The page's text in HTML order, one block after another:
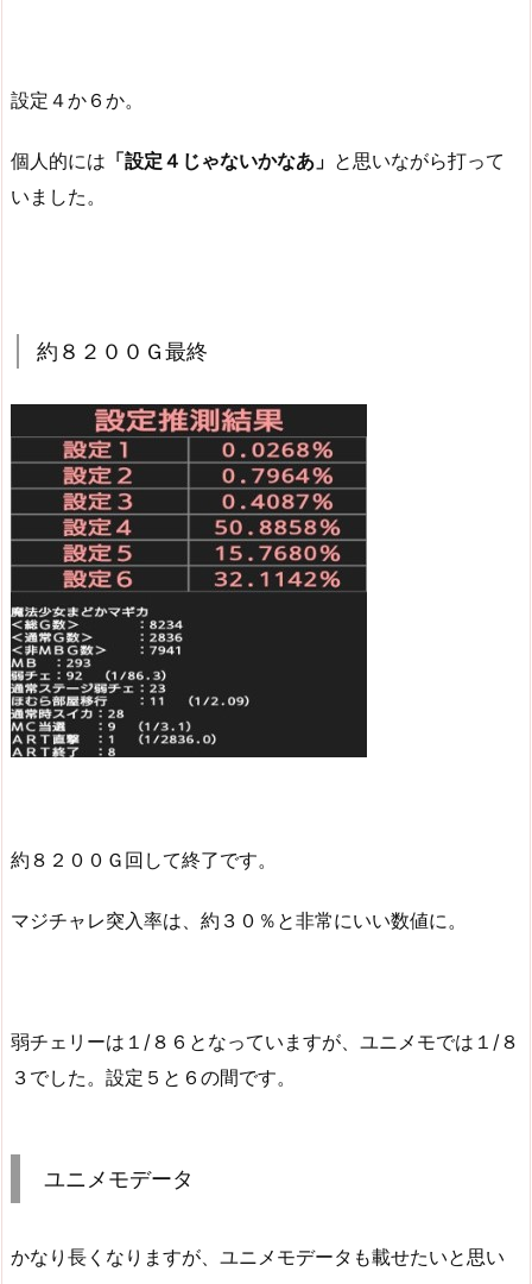
設定４か６か。
個人的には 「設定４じゃないかなあ」 と思いながら打って
いました。
約８２００Ｇ最終
約８２００Ｇ回して終了です。
マジチャレ突入率は、約３０％と非常にいい数値に。
弱チェリーは１/８６となっていますが、ユニメモでは１/８
３でした。設定５と６の間です。
ユニメモデータ
かなり長くなりますが、ユニメモデータも載せたいと思い